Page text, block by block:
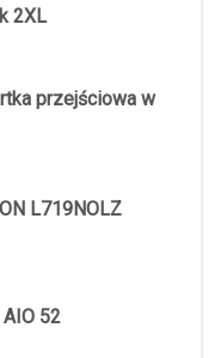
2XL
przejściowa w
L719NOLZ
52